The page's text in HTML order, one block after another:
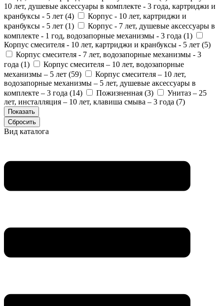
10 лет, душевые аксессуары в комплекте - 3 года, картриджи и
кранбуксы - 5 лет (4)
Корпус - 10 лет, картриджи и
кранбуксы - 5 лет (1)
Корпус - 7 лет, душевые аксессуары в
комплекте - 1 год, водозапорные механизмы - 3 года (1)
Корпус смесителя - 10 лет, картриджи и кранбуксы - 5 лет (5)
Корпус смесителя - 7 лет, водозапорные механизмы - 3
года (1)
Корпус смесителя – 10 лет, водозапорные
механизмы – 5 лет (59)
Корпус смесителя – 10 лет,
водозапорные механизмы – 5 лет, душевые аксессуары в
комплекте – 3 года (14) Пожизненная (3)
Унитаз – 25
лет, инсталляция – 10 лет, клавиша смыва – 3 года (7)
Вид каталога